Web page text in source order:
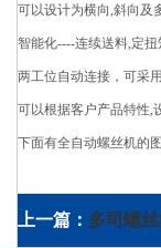
可以设计为横向,斜向及
智能化----连续送料,定
两工位自动连接，可采
可以根据客户产品特性,
下面有全自动螺丝机的
上一篇： 多司螺